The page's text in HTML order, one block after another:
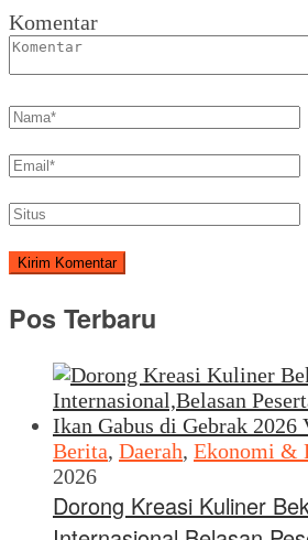
Komentar
Pos Terbaru
Berita, Daerah, Ekonomi &
2026
Dorong Kreasi Kuliner